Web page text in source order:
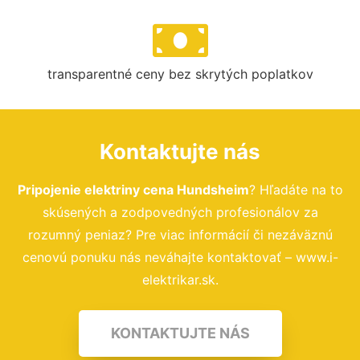
transparentné ceny bez skrytých poplatkov
Kontaktujte nás
Pripojenie elektriny cena Hundsheim? Hľadáte na to
skúsených a zodpovedných profesionálov za
rozumný peniaz? Pre viac informácií či nezáväznú
cenovú ponuku nás neváhajte kontaktovať – www.i-
elektrikar.sk.
KONTAKTUJTE NÁS